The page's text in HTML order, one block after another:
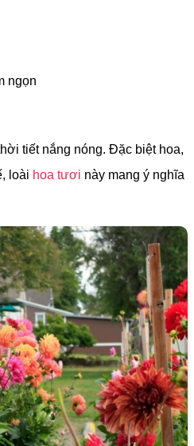
ngọn
tiết nắng nóng. Đặc biệt hoa,
loài hoa tươi này mang ý nghĩa